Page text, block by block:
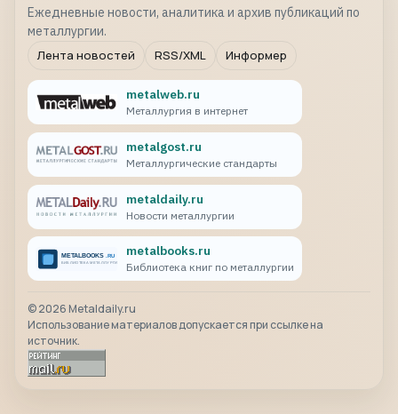
Ежедневные новости, аналитика и архив публикаций по
металлургии.
Лента новостей
RSS/XML Информер
metalweb.ru
Металлургия в интернет
metalgost.ru
Металлургические стандарты
metaldaily.ru
Новости металлургии
metalbooks.ru
Библиотека книг по металлургии
©2026 Metaldaily.ru
Использование материалов допускается при ссылке на
источник.